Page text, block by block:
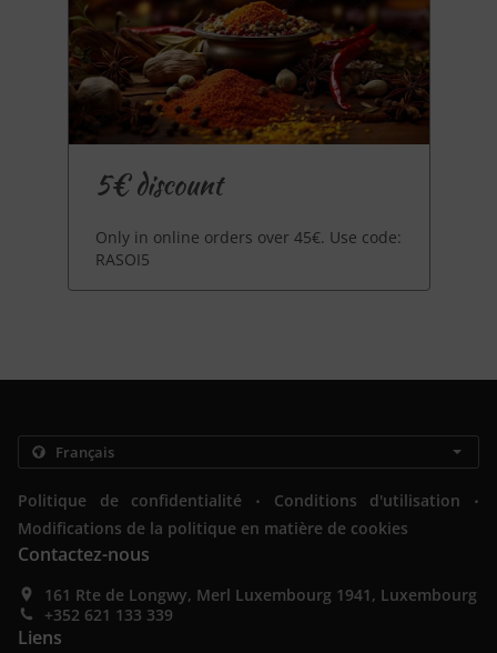
5€ discount
Only in online orders over 45€. Use code:
RASOI5
Politique de confidentialité . Conditions d'utilisation .
Modifications de la politique en matière de cookies
Contactez-nous
161 Rte de Longwy, Merl Luxembourg 1941, Luxembourg
+352 621 133 339
Liens